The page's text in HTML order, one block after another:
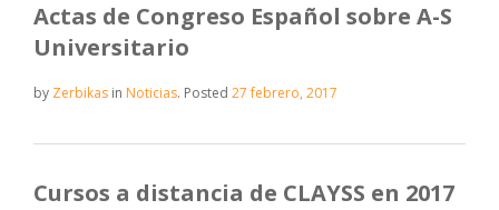
Actas de Congreso Español sobre A-S
Universitario
by Zerbikas in Noticias. Posted 27 febrero, 2017
Cursos a distancia de CLAYSS en 2017